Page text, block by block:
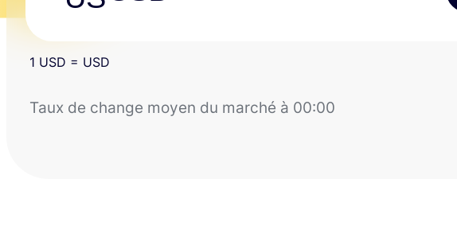
content
1 USD = USD
Taux de change moyen du marché à 00:00